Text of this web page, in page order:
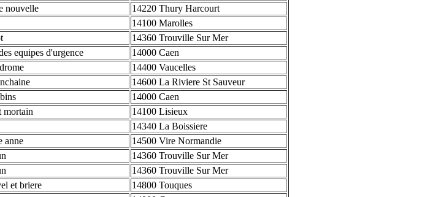
nouvelle
14220 Thury Harcourt
14100 Marolles
14360 Trouville Sur Mer
equipes d'urgence
14000 Caen
14400 Vaucelles
14600 La Riviere St Sauveur
14000 Caen
mortain
14100 Lisieux
14340 La Boissiere
anne
14500 Vire Normandie
14360 Trouville Sur Mer
14360 Trouville Sur Mer
et briere
14800 Touques